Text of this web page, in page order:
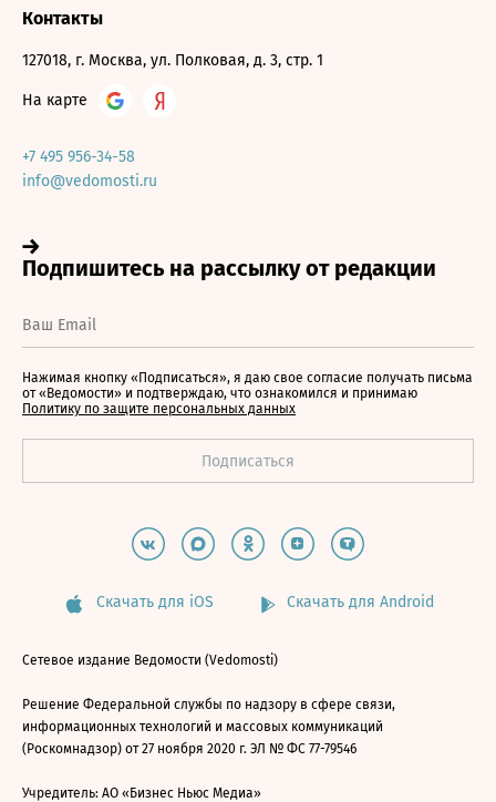
Контакты
127018, г. Москва, ул. Полковая, д. 3, стр. 1
На карте
+7 495 956-34-58
info@vedomosti.ru
Нажимая кнопку «Подписаться», я даю свое согласие получать письма
от «Ведомости» и подтверждаю, что ознакомился и принимаю
Политику по защите персональных данных
Скачать для iOS Скачать для Android
Сетевое издание Ведомости (Vedomosti)
Решение Федеральной службы по надзору в сфере связи,
информационных технологий и массовых коммуникаций
(Роскомнадзор) от 27 ноября 2020 г. ЭЛ № ФС 77-79546
Учредитель: АО «Бизнес Ньюс Медиа»